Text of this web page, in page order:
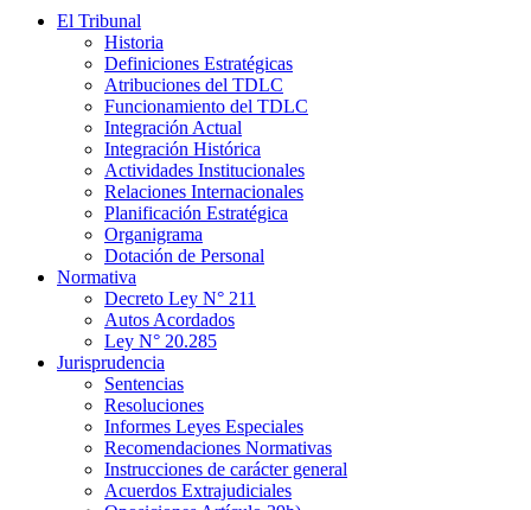
El Tribunal
Historia
Definiciones Estratégicas
Atribuciones del TDLC
Funcionamiento del TDLC
Integración Actual
Integración Histórica
Actividades Institucionales
Relaciones Internacionales
Planificación Estratégica
Organigrama
Dotación de Personal
Normativa
Decreto Ley N° 211
Autos Acordados
Ley N° 20.285
Jurisprudencia
Sentencias
Resoluciones
Informes Leyes Especiales
Recomendaciones Normativas
Instrucciones de carácter general
Acuerdos Extrajudiciales